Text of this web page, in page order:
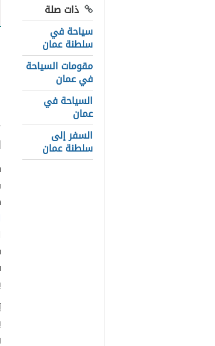
ذات صلة
سياحة في
سلطنة عمان
مقومات السياحة
في عمان
السياحة في
عمان
السفر إلى
سلطنة عمان